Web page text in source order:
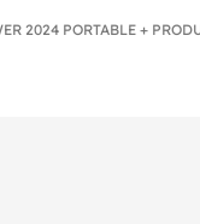
2024 PORTABLE +